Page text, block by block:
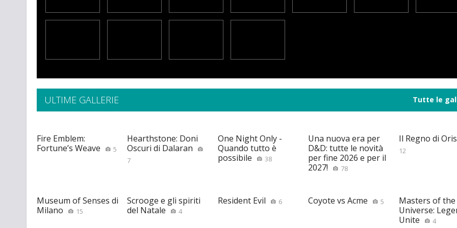
ULTIME GALLERIE Tutte le
Fire Emblem:
Fortune’s Weave
5
Hearthstone: Doni
Oscuri di Dalaran
7
One Night Only -
Quando tutto è
possibile
38
Una nuova era per
D&D: tutte le novità
per fine 2026 e per il
2027!
78
Il Regno di
12
Museum of Senses di
Milano
15
Scrooge e gli spiriti
del Natale
4
Resident Evil 6 Coyote vs Acme 5
Masters of the
Universe:
Unite
4